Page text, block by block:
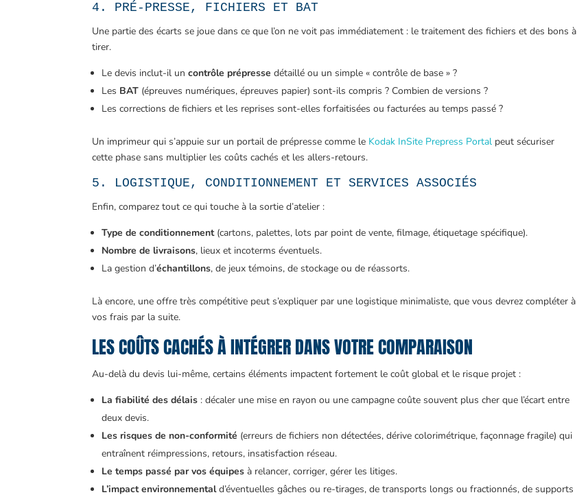
4. PRÉ-PRESSE, FICHIERS ET BAT
Une partie des écarts se joue dans ce que l’on ne voit pas immédiatement : le traitement des fichiers et des bons à
tirer.
Le devis inclut-il uncontrôle prépresse détaillé ou un simple « contrôle de base » ?
Les BAT (épreuves numériques, épreuves papier) sont-ils compris ? Combien de versions ?
Les corrections de fichiers et les reprises sont-elles forfaitisées ou facturées au temps passé ?
Un imprimeur qui s’appuie sur un portail de prépresse comme le Kodak InSite Prepress Portal peut sécuriser
cette phase sans multiplier les coûts cachés et les allers-retours.
5. LOGISTIQUE, CONDITIONNEMENT ET SERVICES ASSOCIÉS
Enfin, comparez tout ce qui touche à la sortie d’atelier :
Type de conditionnement(cartons, palettes, lots par point de vente, filmage, étiquetage spécifique).
Nombre de livraisons, lieux et incoterms éventuels.
La gestion d’échantillons, de jeux témoins, de stockage ou de réassorts.
Là encore, une offre très compétitive peut s’expliquer par une logistique minimaliste, que vous devrez compléter à
vos frais par la suite.
LES COÛTS CACHÉS À INTÉGRER DANS VOTRE COMPARAISON
Au-delà du devis lui-même, certains éléments impactent fortement le coût global et le risque projet :
La fiabilité des délais : décaler une mise en rayon ou une campagne coûte souvent plus cher que l’écart entre
deux devis.
Les risques de non-conformité (erreurs de fichiers non détectées, dérive colorimétrique, façonnage fragile) qui
entraînent réimpressions, retours, insatisfaction réseau.
Le temps passé par vos équipes à relancer, corriger, gérer les litiges.
L’impact environnementald’éventuelles gâches ou re-tirages, de transports longs ou fractionnés, de supports